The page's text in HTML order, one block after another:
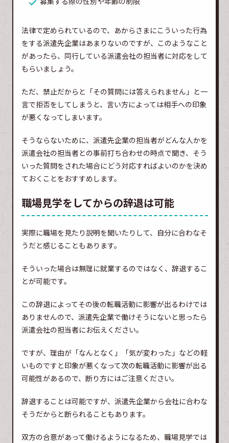
法律で定められているので、あからさまにこういった行為
をする派遣先企業はあまりないのですが、このようなこと
があったら、同行している派遣会社の担当者に対応をして
もらいましょう。
ただ、禁止だからと「その質問には答えられません」と一
言で拒否をしてしまうと、言い方によっては相手への印象
が悪くなってしまいます。
そうならないために、派遣先企業の担当者がどんな人かを
派遣会社の担当者との事前打ち合わせの時点で聞き、そう
いった質問をされた場合にどう対応すればよいのかを決め
ておくことをおすすめします。
職場見学をしてからの辞退は可能
実際に職場を見たり説明を聞いたりして、自分に合わなそ
うだと感じることもあります。
そういった場合は無理に就業するのではなく、辞退するこ
とが可能です。
この辞退によってその後の転職活動に影響が出るわけでは
ありませんので、派遣先企業で働けそうにないと思ったら
派遣会社の担当者にお伝えください。
ですが、理由が「なんとなく」「気が変わった」などの軽
いものですと印象が悪くなって次の転職活動に影響が出る
可能性があるので、断り方にはご注意ください。
辞退することは可能ですが、派遣先企業から会社に合わな
そうだからと断られることもあります。
双方の合意があって働けるようになるため、職場見学では